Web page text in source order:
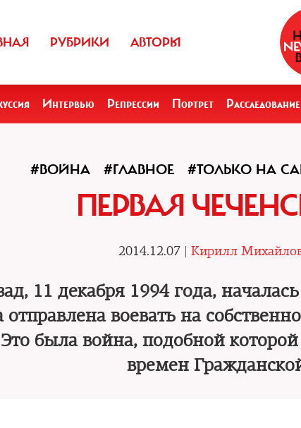
РУБРИКИ АВТОРЫ
Интервью Репрессии Портрет Расследование
#ВОЙНА #ГЛАВНОЕ #ТОЛЬКО НА
ПЕРВАЯ
2014.12.07 | Кирилл
11 декабря 1994 года,
воевать на
была война, подобной
времен